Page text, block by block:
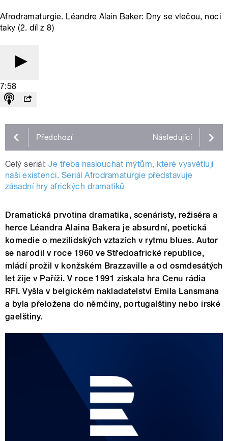
Afrodramaturgie. Léandre Alain Baker: Dny se vlečou, noci
taky (2. díl z 8)
7:58
Předchozí Následující
Celý seriál: Je třeba naslouchat mýtům, které vysvětlují
naši existenci. Seriál Afrodramaturgie představuje
zásadní hry afrických dramatiků
Dramatická prvotina dramatika, scenáristy, režiséra a
herce Léandra Alaina Bakera je absurdní, poetická
komedie o mezilidských vztazích v rytmu blues. Autor
se narodil v roce 1960 ve Středoafrické republice,
mládí prožil v konžském Brazzaville a od osmdesátých
let žije v Paříži. V roce 1991 získala hra Cenu rádia
RFI. Vyšla v belgickém nakladatelství Emila Lansmana
a byla přeložena do němčiny, portugalštiny nebo irské
gaelštiny.